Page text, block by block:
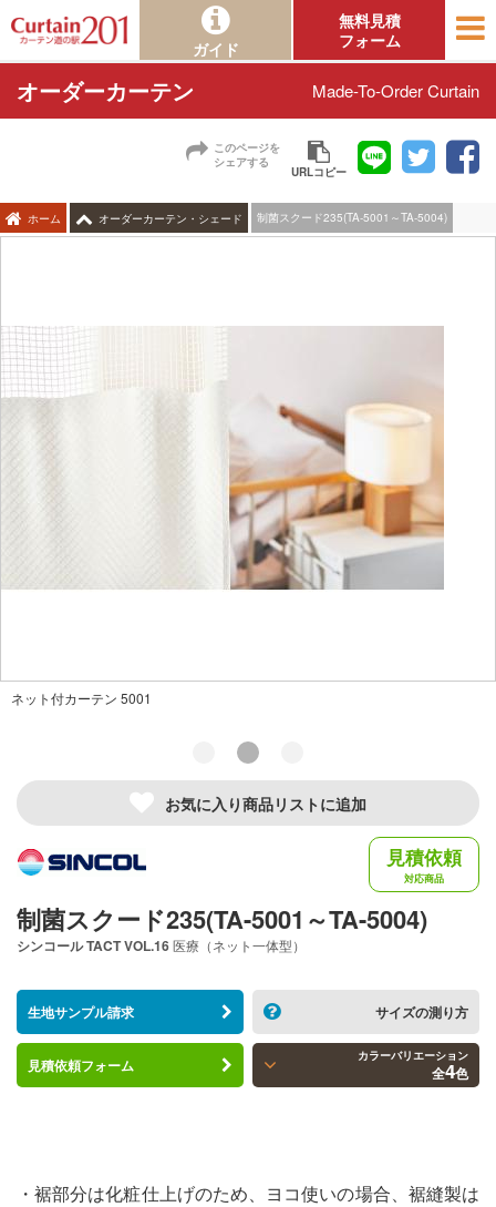
ガイド
無料見積
フォーム
オーダーカーテン Made-To-Order Curtain
このページを
シェアする
URLコピー
ホーム オーダーカーテン・シェード 制菌スクード235(TA-5001～TA-5004)
ネット付カーテン 5001
お気に入り商品リストに追加
見積依頼
対応商品
制菌スクード235(TA-5001～TA-5004)
シンコールTACT VOL.16医療（ネット一体型）
生地サンプル請求 サイズの測り方
見積依頼フォーム カラーバリエーション
全4色
・裾部分は化粧仕上げのため、ヨコ使いの場合、裾縫製は